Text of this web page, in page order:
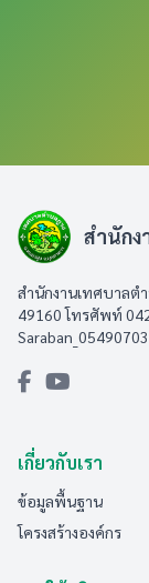
สำนักง
สำนักงานเทศบาลต
49160 โทรศัพท์
เกี่ยวกับเรา
ข้อมูลพื้นฐาน
โครงสร้างองค์กร